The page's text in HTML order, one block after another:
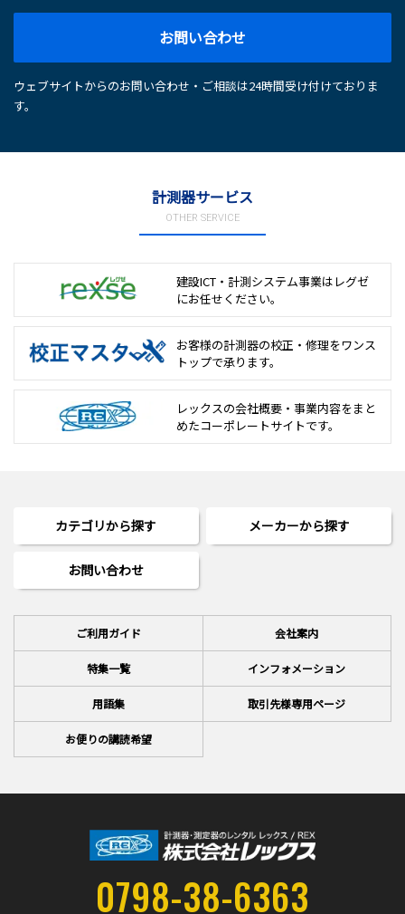
お問い合わせ
ウェブサイトからのお問い合わせ・ご相談は24時間受け付けておりま
す。
計測器サービス
OTHER SERVICE
建設ICT・計測システム事業は レグゼ
にお任せください。
お客様の計測器の校正・修理をワンス
トップで承ります。
レックスの会社概要・事業内容をまと
めたコーポレートサイトです。
カテゴリから探す メーカーから探す
お問い合わせ
ご利用ガイド 会社案内
特集一覧 インフォメーション
用語集 取引先様専用ページ
お便りの講読希望
0798-38-6363